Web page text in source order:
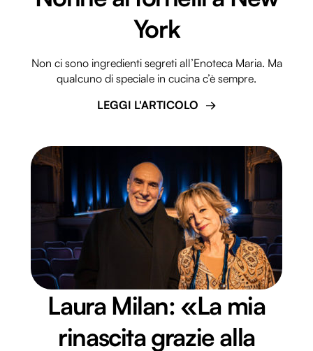
York
Non ci sono ingredienti segreti all’Enoteca Maria. Ma
qualcuno di speciale in cucina c’è sempre.
LEGGI L'ARTICOLO
Laura Milan: «La mia
rinascita grazie alla